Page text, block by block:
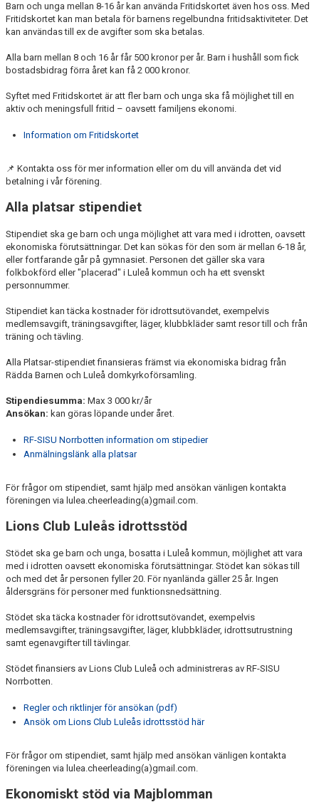
Barn och unga mellan 8-16 år kan använda Fritidskortet även hos oss. Med
Fritidskortet kan man betala för barnens regelbundna fritidsaktiviteter. Det
kan användas till ex de avgifter som ska betalas.
Alla barn mellan 8 och 16 år får 500 kronor per år. Barn i hushåll som fick
bostadsbidrag förra året kan få 2 000 kronor.
Syftet med Fritidskortet är att fler barn och unga ska få möjlighet till en
aktiv och meningsfull fritid – oavsett familjens ekonomi.
Information om Fritidskortet
📌 Kontakta oss för mer information eller om du vill använda det vid
betalning i vår förening.
Alla platsar stipendiet
Stipendiet ska ge barn och unga möjlighet att vara med i idrotten, oavsett
ekonomiska förutsättningar. Det kan sökas för den som är mellan 6-18 år,
eller fortfarande går på gymnasiet. Personen det gäller ska vara
folkbokförd eller "placerad" i Luleå kommun och ha ett svenskt
personnummer.
Stipendiet kan täcka kostnader för idrottsutövandet, exempelvis
medlemsavgift, träningsavgifter, läger, klubbkläder samt resor till och från
träning och tävling.
Alla Platsar-stipendiet finansieras främst via ekonomiska bidrag från
Rädda Barnen och Luleå domkyrkoförsamling.
Stipendiesumma: Max 3 000 kr/år
Ansökan: kan göras löpande under året.
RF-SISU Norrbotten information om stipedier
Anmälningslänk alla platsar
För frågor om stipendiet, samt hjälp med ansökan vänligen kontakta
föreningen via lulea.cheerleading(a)gmail.com.
Lions Club Luleås idrottsstöd
Stödet ska ge barn och unga, bosatta i Luleå kommun, möjlighet att vara
med i idrotten oavsett ekonomiska förutsättningar. Stödet kan sökas till
och med det år personen fyller 20. För nyanlända gäller 25 år. Ingen
åldersgräns för personer med funktionsnedsättning.
Stödet ska täcka kostnader för idrottsutövandet, exempelvis
medlemsavgifter, träningsavgifter, läger, klubbkläder, idrottsutrustning
samt egenavgifter till tävlingar.
Stödet finansiers av Lions Club Luleå och administreras av RF-SISU
Norrbotten.
Regler och riktlinjer för ansökan (pdf)
Ansök om Lions Club Luleås idrottsstöd här
För frågor om stipendiet, samt hjälp med ansökan vänligen kontakta
föreningen via lulea.cheerleading(a)gmail.com.
Ekonomiskt stöd via Majblomman